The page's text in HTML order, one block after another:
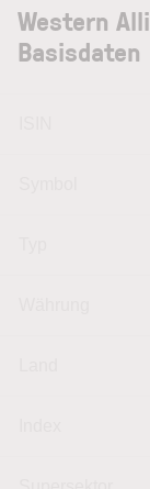
Western
Basisdaten